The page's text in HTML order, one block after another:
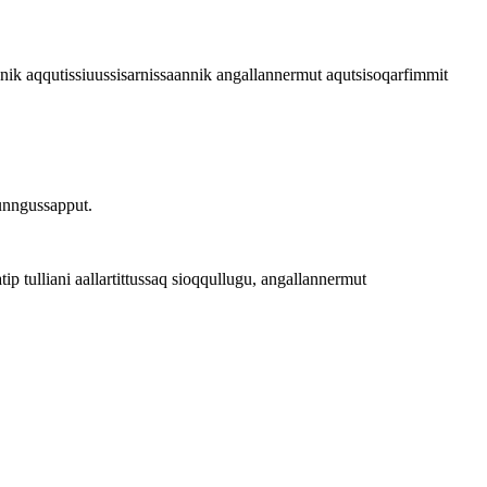
aqqutissiuussisarnissaannik angallannermut aqutsisoqarfimmit
tulliani aallartittussaq sioqqullugu, angallannermut